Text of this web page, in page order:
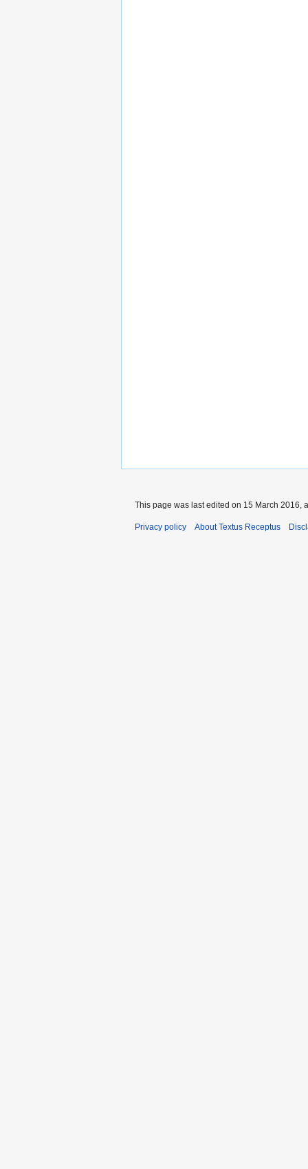
This page was last edited on 15 March 2016,
Privacy policy About Textus Receptus